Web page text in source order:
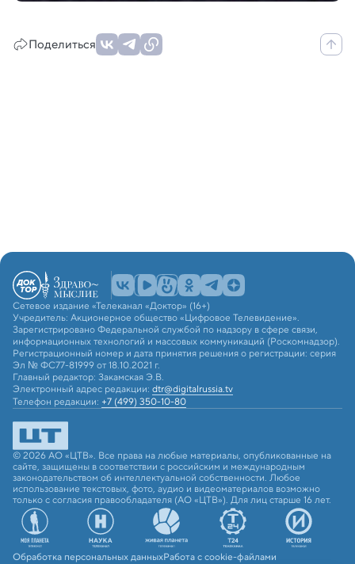
Поделиться
Сетевое издание «Телеканал «Доктор» (16+)
Учредитель: Акционерное общество «Цифровое Телевидение».
Зарегистрировано Федеральной службой по надзору в сфере связи,
информационных технологий и массовых коммуникаций (Роскомнадзор).
Регистрационный номер и дата принятия решения о регистрации: серия
Эл № ФС77-81999 от 18.10.2021 г.
Главный редактор: Закамская Э.В.
Электронный адрес редакции: dtr@digitalrussia.tv
Телефон редакции: +7 (499) 350-10-80
© 2026 АО «ЦТВ». Все права на любые материалы, опубликованные на
сайте, защищены в соответствии с российским и международным
законодательством об интеллектуальной собственности. Любое
использование текстовых, фото, аудио и видеоматериалов возможно
только с согласия правообладателя (АО «ЦТВ»). Для лиц старше 16 лет.
Обработка персональных данныхРабота с cookie-файлами